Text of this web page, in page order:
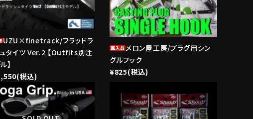
UZU×finetrack/フラッドラ
タイツ Ver.2 【Outfits別注
】
税込)
メロン屋工房/プラグ用シン
グルフック
¥825(税込)
favorite favorite